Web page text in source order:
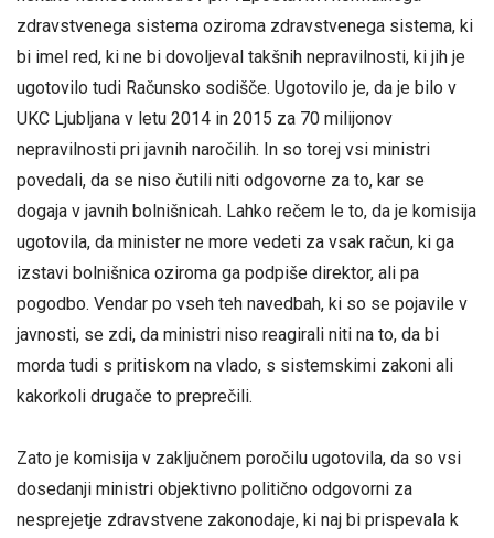
zdravstvenega sistema oziroma zdravstvenega sistema, ki
bi imel red, ki ne bi dovoljeval takšnih nepravilnosti, ki jih je
ugotovilo tudi Računsko sodišče. Ugotovilo je, da je bilo v
UKC Ljubljana v letu 2014 in 2015 za 70 milijonov
nepravilnosti pri javnih naročilih. In so torej vsi ministri
povedali, da se niso čutili niti odgovorne za to, kar se
dogaja v javnih bolnišnicah. Lahko rečem le to, da je komisija
ugotovila, da minister ne more vedeti za vsak račun, ki ga
izstavi bolnišnica oziroma ga podpiše direktor, ali pa
pogodbo. Vendar po vseh teh navedbah, ki so se pojavile v
javnosti, se zdi, da ministri niso reagirali niti na to, da bi
morda tudi s pritiskom na vlado, s sistemskimi zakoni ali
kakorkoli drugače to preprečili.
Zato je komisija v zaključnem poročilu ugotovila, da so vsi
dosedanji ministri objektivno politično odgovorni za
nesprejetje zdravstvene zakonodaje, ki naj bi prispevala k